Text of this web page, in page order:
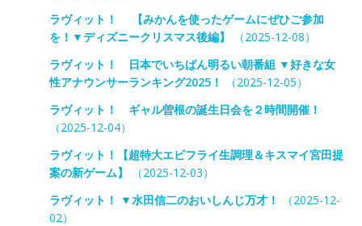
ラヴィット！ 【みかんを使ったゲームにぜひご参加
を！▼ディズニークリスマス後編】
（2025-12-08）
ラヴィット！ 日本でいちばん明るい朝番組 ▼好きな女
性アナウンサーランキング2025！
（2025-12-05）
ラヴィット！ ギャル曽根の誕生日会を２時間開催！
（2025-12-04）
ラヴィット！【超特大エビフライ生調理＆キスマイ宮田提
案の新ゲーム】
（2025-12-03）
ラヴィット！ ▼水田信二のおいしんじ万才！
（2025-12-
02）